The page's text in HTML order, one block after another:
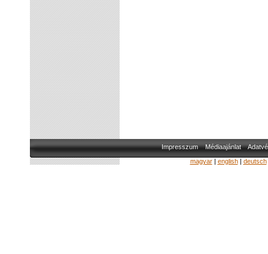
Impresszum Médiaajánlat
magyar| english| deutsch